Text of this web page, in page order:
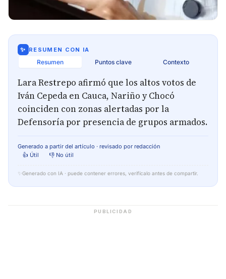
✨ RESUMEN CON IA
Resumen Puntos clave Contexto
Lara Restrepo afirmó que los altos votos de
Iván Cepeda en Cauca, Nariño y Chocó
coinciden con zonas alertadas por la
Defensoría por presencia de grupos armados.
Generado a partir del artículo · revisado por redacción
👍 Útil
👎 No útil
✨ Generado con IA · puede contener errores, verifícalo antes de compartir.
PUBLICIDAD